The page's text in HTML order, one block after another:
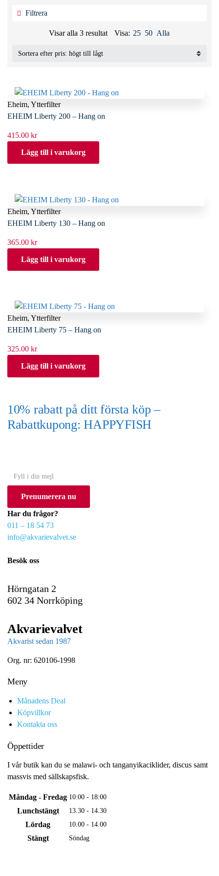
Filtrera
Visar alla 3 resultatSorterade
Visa: 25 50 Alla
Eheim, Ytterfilter
EHEIM Liberty 200 – Hang on
415.00 kr
Lägg till i varukorg
Eheim, Ytterfilter
EHEIM Liberty 130 – Hang on
365.00 kr
Lägg till i varukorg
Eheim, Ytterfilter
EHEIM Liberty 75 – Hang on
325.00 kr
Lägg till i varukorg
10% rabatt på ditt första köp –
Rabattkupong: HAPPYFISH
o
r
Prenumerera nu
Har du frågor?
011 – 18 54 73
info@akvarievalvet.se
Besök oss
Hörngatan 2
602 34 Norrköping
Akvarievalvet
Akvarist sedan 1987
Org. nr: 620106-1998
Meny
Månadens Deal
Köpvillkor
Kontakta oss
Öppettider
I vår butik kan du se malawi- och tanganyikaciklider, discus samt
massvis med sällskapsfisk.
Måndag - Fredag 10:00 - 18:00
Lunchstängt 13.30 - 14.30
Lördag 10.00 - 14.00
Stängt Söndag